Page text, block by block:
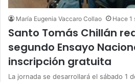
María Eugenia Vaccaro Collao Hace 1
Santo Tomás Chillán
segundo Ensayo
inscripción gratuita
La jornada se desarrollará el sábado 1